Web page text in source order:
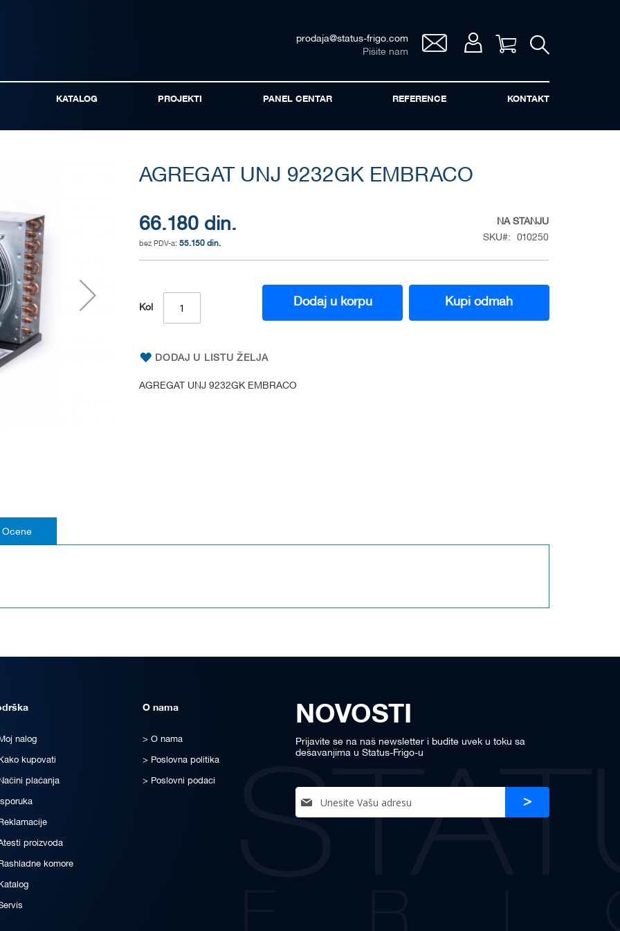
Vaša korpa
prodaja@status-frigo.com
Pišite nam
KATALOG PROJEKTI PANEL CENTAR REFERENCE KONTAKT
AGREGAT UNJ 9232GK EMBRACO
66.180 din.
55.150 din.
NA STANJU
SKU
010250
Kol Dodaj u korpu Kupi odmah
DODAJ U LISTU ŽELJA
AGREGAT UNJ 9232GK EMBRACO
Ocene
Moj nalog
Kako kupovati
Načini plaćanja
Isporuka
Reklamacije
proizvoda
Rashladne komore
Katalog
O nama
O nama
Poslovna politika
Poslovni podaci
NOVOSTI
Prijavite se na naš newsletter i budite uvek u toku sa
dešavanjima u Status-Frigo-u
Up
Prijava